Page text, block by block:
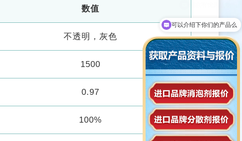
数值
不透明，灰色
1500
0.97
100%
可以介绍下你们的产品么